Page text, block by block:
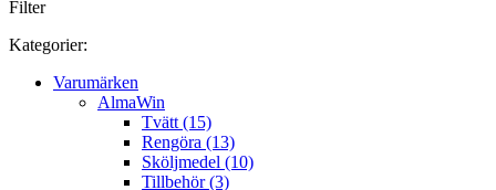
Filter
Kategorier:
Varumärken
AlmaWin
Tvätt (15)
Rengöra (13)
Sköljmedel (10)
Tillbehör (3)